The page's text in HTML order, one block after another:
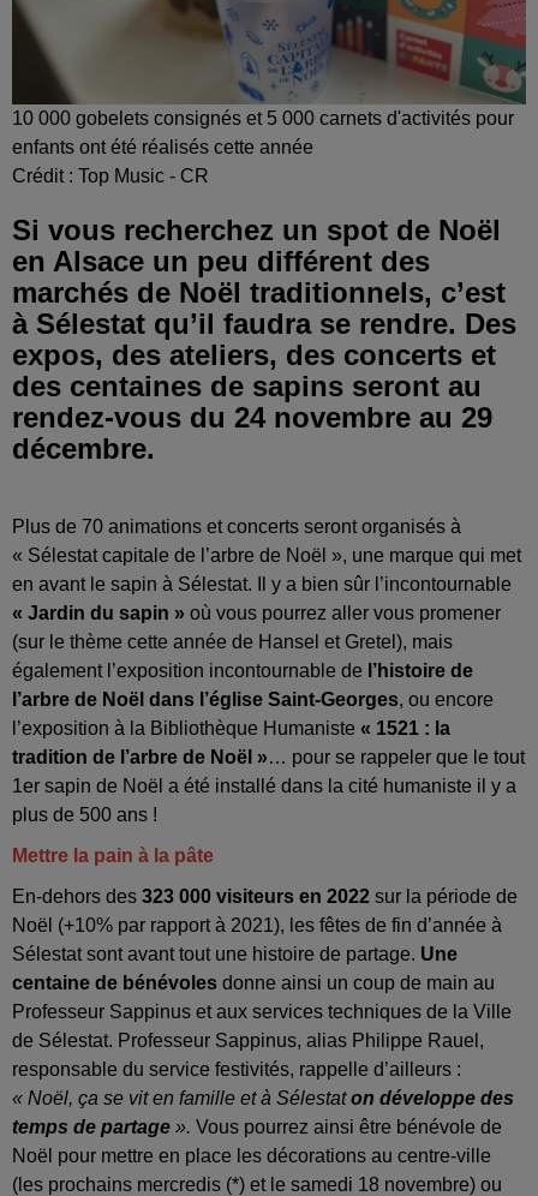
10 000 gobelets consignés et 5 000 carnets d'activités pour
enfants ont été réalisés cette année
Crédit : Top Music - CR
Si vous recherchez un spot de Noël
en Alsace un peu différent des
marchés de Noël traditionnels, c’est
à Sélestat qu’il faudra se rendre. Des
expos, des ateliers, des concerts et
des centaines de sapins seront au
rendez-vous du 24 novembre au 29
décembre.
Plus de 70 animations et concerts seront organisés à
« Sélestat capitale de l’arbre de Noël », une marque qui met
en avant le sapin à Sélestat. Il y a bien sûr l’incontournable
« Jardin du sapin » où vous pourrez aller vous promener
(sur le thème cette année de Hansel et Gretel), mais
également l’exposition incontournable de l’histoire de
l’arbre de Noël dans l’église Saint-Georges, ou encore
l’exposition à la Bibliothèque Humaniste « 1521 : la
tradition de l’arbre de Noël »… pour se rappeler que le tout
1er sapin de Noël a été installé dans la cité humaniste il y a
plus de 500 ans !
Mettre la pain à la pâte
En-dehors des 323 000 visiteurs en 2022 sur la période de
Noël (+10% par rapport à 2021), les fêtes de fin d’année à
Sélestat sont avant tout une histoire de partage. Une
centaine de bénévoles donne ainsi un coup de main au
Professeur Sappinus et aux services techniques de la Ville
de Sélestat. Professeur Sappinus, alias Philippe Rauel,
responsable du service festivités, rappelle d’ailleurs :
« Noël, ça se vit en famille et à Sélestaton développe des
temps de partage ». Vous pourrez ainsi être bénévole de
Noël pour mettre en place les décorations au centre-ville
(les prochains mercredis (*) et le samedi 18 novembre) ou